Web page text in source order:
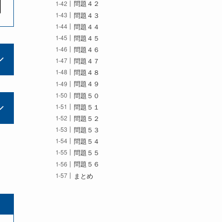
問題４２
問題４３
問題４４
問題４５
問題４６
問題４７
問題４８
問題４９
問題５０
問題５１
問題５２
問題５３
問題５４
問題５５
問題５６
まとめ